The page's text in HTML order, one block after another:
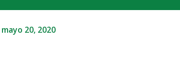
mayo 20, 2020